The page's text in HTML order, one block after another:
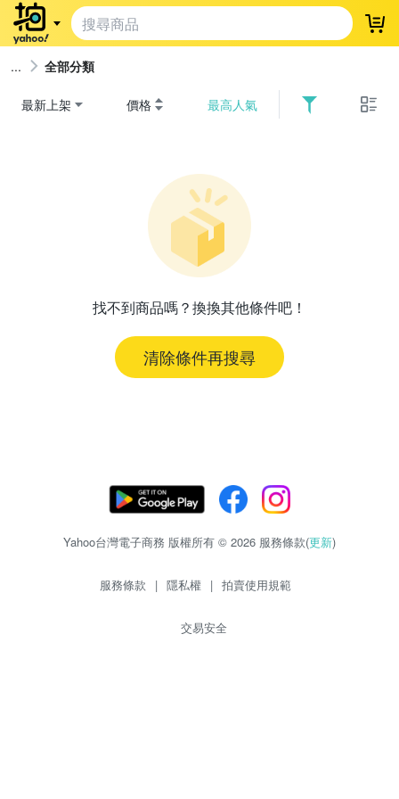
登
全部分類
最新上架 價格 最高人氣
找不到商品嗎？換換其他條件吧！
清除條件再搜尋
Yahoo台灣電子商務 版權所有 © 2026 服務條款(更新)
服務條款 | 隱私權 | 拍賣使用規範
交易安全